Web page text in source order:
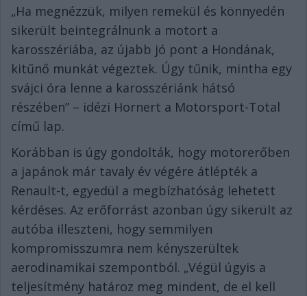
„Ha megnézzük, milyen remekül és könnyedén
sikerült beintegrálnunk a motort a
karosszériába, az újabb jó pont a Hondának,
kitűnő munkát végeztek. Úgy tűnik, mintha egy
svájci óra lenne a karosszériánk hátsó
részében” – idézi Hornert a Motorsport-Total
című lap.
Korábban is úgy gondolták, hogy motorerőben
a japánok már tavaly év végére átlépték a
Renault-t, egyedül a megbízhatóság lehetett
kérdéses. Az erőforrást azonban úgy sikerült az
autóba illeszteni, hogy semmilyen
kompromisszumra nem kényszerültek
aerodinamikai szempontból. „Végül úgyis a
teljesítmény határoz meg mindent, de el kell